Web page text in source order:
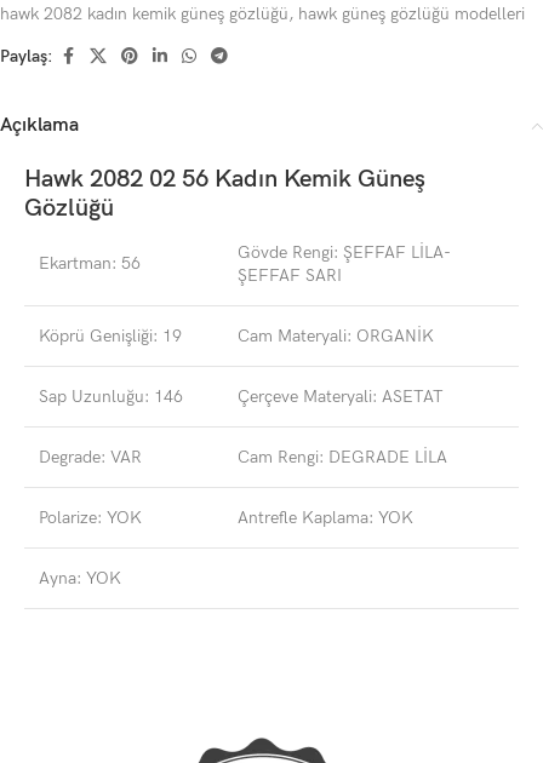
hawk 2082 kadın kemik güneş gözlüğü, hawk güneş gözlüğü modelleri
Paylaş:
Açıklama
Hawk 2082 02 56 Kadın Kemik Güneş
Gözlüğü
Ekartman: 56
Gövde Rengi: ŞEFFAF LİLA-
ŞEFFAF SARI
Köprü Genişliği: 19 Cam Materyali: ORGANİK
Sap Uzunluğu: 146 Çerçeve Materyali: ASETAT
Degrade: VAR Cam Rengi: DEGRADE LİLA
Polarize: YOK Antrefle Kaplama: YOK
Ayna: YOK